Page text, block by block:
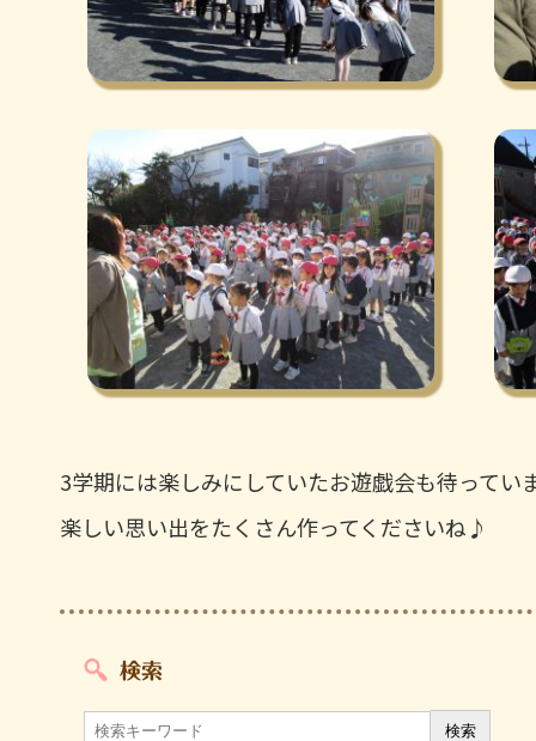
3学期には楽しみにしていたお遊戯会も待ってい
楽しい思い出をたくさん作ってくださいね♪
検索